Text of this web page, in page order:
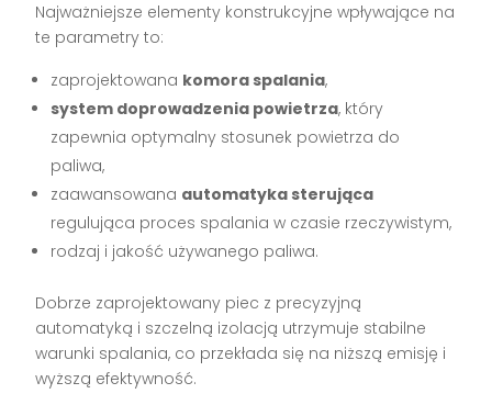
Najważniejsze elementy konstrukcyjne wpływające na
te parametry to:
zaprojektowana komora spalania,
system doprowadzenia powietrza, który
zapewnia optymalny stosunek powietrza do
paliwa,
zaawansowana automatyka sterująca
regulująca proces spalania w czasie rzeczywistym,
rodzaj i jakość używanego paliwa.
Dobrze zaprojektowany piec z precyzyjną
automatyką i szczelną izolacją utrzymuje stabilne
warunki spalania, co przekłada się na niższą emisję i
wyższą efektywność.